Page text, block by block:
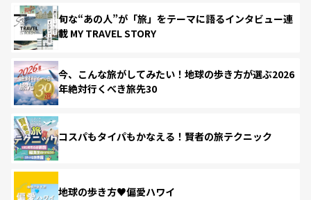
旬な“あの人”が「旅」をテーマに語るインタビュー連
載 MY TRAVEL STORY
今、こんな旅がしてみたい！地球の歩き方が選ぶ2026
年絶対行くべき旅先30
コスパもタイパもかなえる！賢者の旅テクニック
地球の歩き方♥偏愛ハワイ